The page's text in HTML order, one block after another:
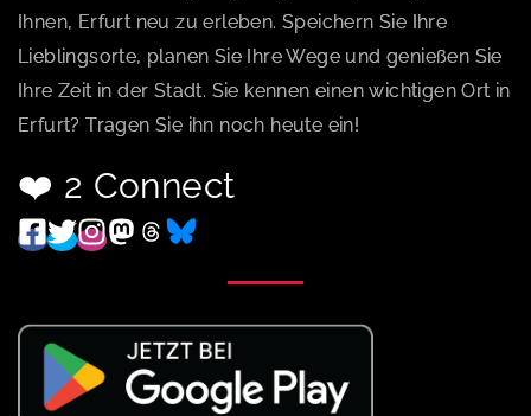
Ihnen, Erfurt neu zu erleben. Speichern Sie Ihre
Lieblingsorte, planen Sie Ihre Wege und genießen Sie
Ihre Zeit in der Stadt. Sie kennen einen wichtigen Ort in
Erfurt? Tragen Sie ihn noch heute ein!
❤️ 2 Connect